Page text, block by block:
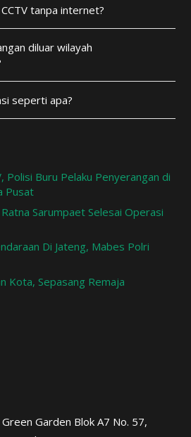
tanpa internet?
diluar wilayah
seperti apa?
Polisi Buru Pelaku Penyerangan di
Pusat
Ratna Sarumpaet Selesai Operasi
Di Jateng, Mabes Polri
Kota, Sepasang Remaja
Green Garden Blok A7 No. 57,